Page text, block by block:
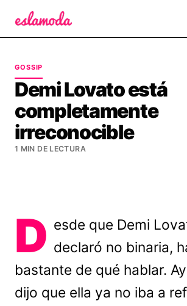
GOSSIP
Demi Lovato está
completamente
irreconocible
1 MIN DE LECTURA
D esde que Demi
declaró no binaria,
bastante de qué hablar.
dijo que ella ya no iba a